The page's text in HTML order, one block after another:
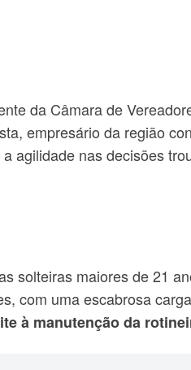
da Câmara de
empresário da região
agilidade nas decisões
solteiras maiores de 21
com uma escabrosa
à manutenção da